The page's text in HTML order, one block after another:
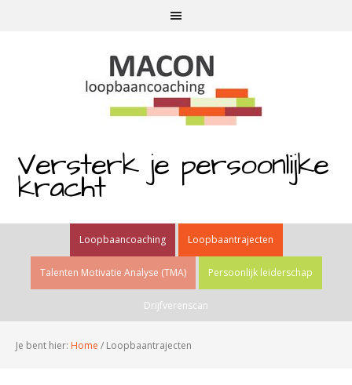
Versterk je persoonlijke
kracht
Loopbaancoaching Loopbaantrajecten
Talenten Motivatie Analyse (TMA) Persoonlijk leiderschap
Drijfverenscan
Je bent hier: Home / Loopbaantrajecten